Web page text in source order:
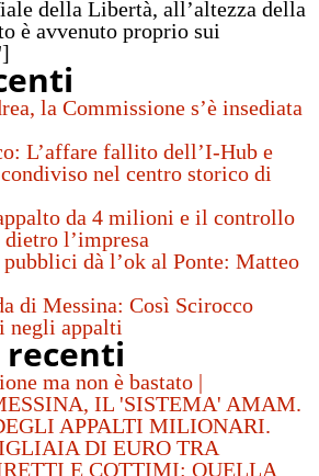
della Libertà, all’altezza della
è avvenuto proprio sui
la Commissione s’è insediata
L’affare fallito dell’I-Hub e
nel centro storico di
da 4 milioni e il controllo
l’impresa
dà l’ok al Ponte: Matteo
di Messina: Così Scirocco
negli appalti
ma non è bastato |
IL 'SISTEMA' AMAM.
APPALTI MILIONARI.
DI EURO TRA
E COTTIMI: QUELLA